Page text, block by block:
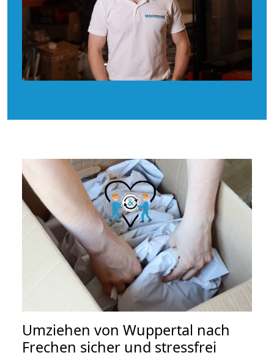
Umziehen von Wuppertal nach
Frechen sicher und stressfrei